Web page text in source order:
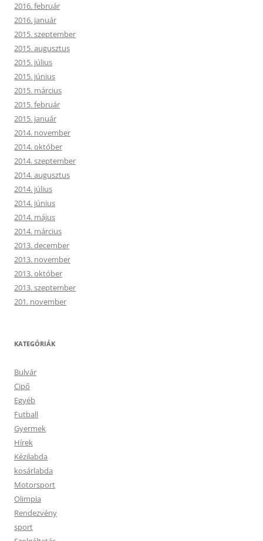
2016. február
2016. január
2015. szeptember
2015. augusztus
2015. július
2015. június
2015. március
2015. február
2015. január
2014. november
2014. október
2014. szeptember
2014. augusztus
2014. július
2014. június
2014. május
2014. március
2013. december
2013. november
2013. október
2013. szeptember
201. november
KATEGÓRIÁK
Bulvár
Cipő
Egyéb
Futball
Gyermek
Hírek
Kézilabda
kosárlabda
Motorsport
Olimpia
Rendezvény
sport